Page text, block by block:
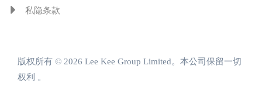
私隐条款
版权所有 © 2026 Lee Kee Group Limited。本公司保留一切
权利 。